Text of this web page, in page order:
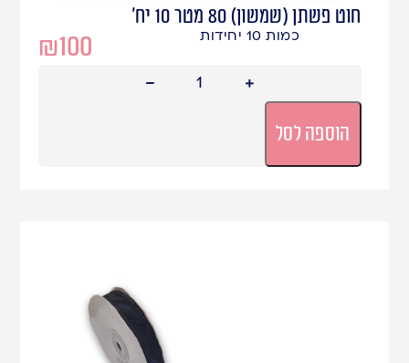
חוט פשתן (שמשון) 80 מטר 10 יח'
₪100 כמות 10 יחידות
הוספה לסל